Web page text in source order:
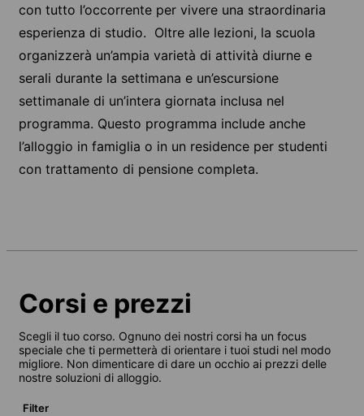
con tutto l’occorrente per vivere una straordinaria
esperienza di studio. Oltre alle lezioni, la scuola
organizzerà un’ampia varietà di attività diurne e
serali durante la settimana e un’escursione
settimanale di un’intera giornata inclusa nel
programma. Questo programma include anche
l’alloggio in famiglia o in un residence per studenti
con trattamento di pensione completa.
Corsi e prezzi
Scegli il tuo corso. Ognuno dei nostri corsi ha un focus
speciale che ti permetterà di orientare i tuoi studi nel modo
migliore. Non dimenticare di dare un occhio ai prezzi delle
nostre soluzioni di alloggio.
Filter